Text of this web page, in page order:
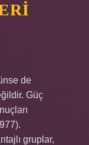
de
Güç
gruplar,